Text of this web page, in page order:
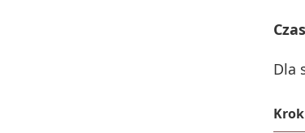
Dla
Krok